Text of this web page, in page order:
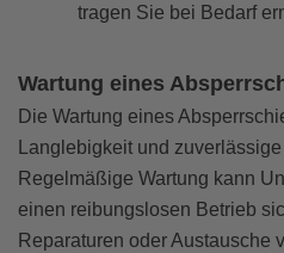
tragen Sie bei Bedarf
Wartung eines
Die Wartung eines
Langlebigkeit und
Regelmäßige Wartung kann
einen reibungslosen Betrieb
Reparaturen oder Austausche